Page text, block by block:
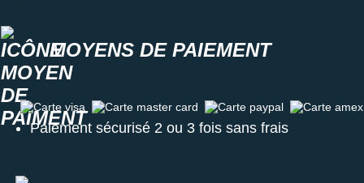
MOYENS DE PAIEMENT
Carte visa Carte master card Carte paypal Carte amex
Paiement sécurisé 2 ou 3 fois sans frais